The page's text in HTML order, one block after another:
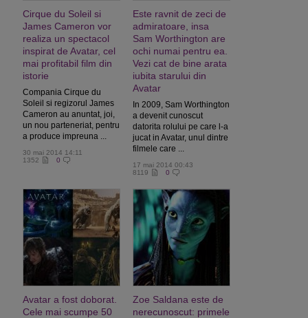
Cirque du Soleil si
James Cameron vor
realiza un spectacol
inspirat de Avatar, cel
mai profitabil film din
istorie
Compania Cirque du
Soleil si regizorul James
Cameron au anuntat, joi,
un nou parteneriat, pentru
a produce impreuna ...
30 mai 2014 14:11
1352
0
Este ravnit de zeci de
admiratoare, insa
Sam Worthington are
ochi numai pentru ea.
Vezi cat de bine arata
iubita starului din
Avatar
In 2009, Sam Worthington
a devenit cunoscut
datorita rolului pe care l-a
jucat in Avatar, unul dintre
filmele care ...
17 mai 2014 00:43
8119
0
Avatar a fost doborat.
Cele mai scumpe 50
Zoe Saldana este de
nerecunoscut: primele